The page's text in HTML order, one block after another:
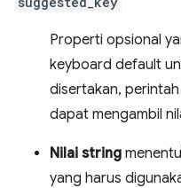
Properti opsional
keyboard default
disertakan,
dapat mengambil
Nilai string
yang harus